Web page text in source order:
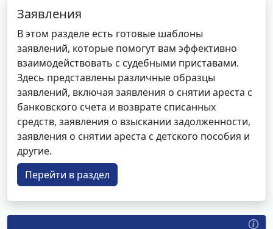
Заявления
В этом разделе есть готовые шаблоны
заявлений, которые помогут вам эффективно
взаимодействовать с судебными приставами.
Здесь представлены различные образцы
заявлений, включая заявления о снятии ареста с
банковского счета и возврате списанных
средств, заявления о взыскании задолженности,
заявления о снятии ареста с детского пособия и
другие.
Перейти в раздел